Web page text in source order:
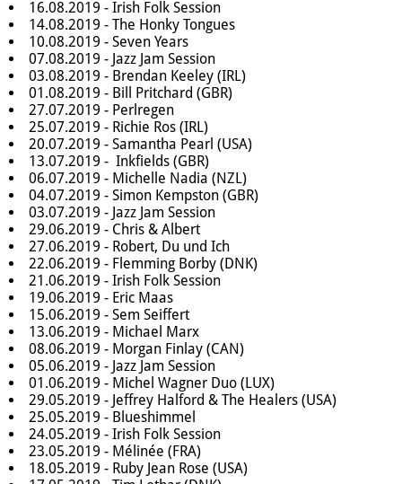
16.08.2019 - Irish Folk Session
14.08.2019 - The Honky Tongues
10.08.2019 - Seven Years
07.08.2019 - Jazz Jam Session
03.08.2019 - Brendan Keeley (IRL)
01.08.2019 - Bill Pritchard (GBR)
27.07.2019 - Perlregen
25.07.2019 - Richie Ros (IRL)
20.07.2019 - Samantha Pearl (USA)
13.07.2019 - Inkfields (GBR)
06.07.2019 - Michelle Nadia (NZL)
04.07.2019 - Simon Kempston (GBR)
03.07.2019 - Jazz Jam Session
29.06.2019 - Chris & Albert
27.06.2019 - Robert, Du und Ich
22.06.2019 - Flemming Borby (DNK)
21.06.2019 - Irish Folk Session
19.06.2019 - Eric Maas
15.06.2019 - Sem Seiffert
13.06.2019 - Michael Marx
08.06.2019 - Morgan Finlay (CAN)
05.06.2019 - Jazz Jam Session
01.06.2019 - Michel Wagner Duo (LUX)
29.05.2019 - Jeffrey Halford & The Healers (USA)
25.05.2019 - Blueshimmel
24.05.2019 - Irish Folk Session
23.05.2019 - Mélinée (FRA)
18.05.2019 - Ruby Jean Rose (USA)